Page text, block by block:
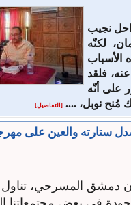
نجيب
لكنّه
الأسباب
فلقد
على أنّه
مُنح نوبل، ....[التفاصيل]
ستارته والعين على
دمشق المسرحي،